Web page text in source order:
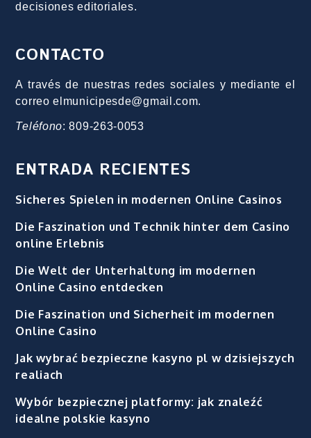
decisiones editoriales.
CONTACTO
A través de nuestras redes sociales y mediante el
correo elmunicipesde@gmail.com.
Teléfono: 809-263-0053
ENTRADA RECIENTES
Sicheres Spielen in modernen Online Casinos
Die Faszination und Technik hinter dem Casino
online Erlebnis
Die Welt der Unterhaltung im modernen
Online Casino entdecken
Die Faszination und Sicherheit im modernen
Online Casino
Jak wybrać bezpieczne kasyno pl w dzisiejszych
realiach
Wybór bezpiecznej platformy: jak znaleźć
idealne polskie kasyno